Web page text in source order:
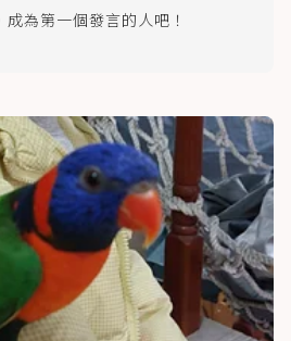
為第一個發言的人吧！